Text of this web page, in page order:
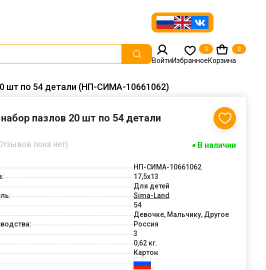
ВойтиИзбранное
0
Корзина
0
шт по 54 детали (НП-СИМА-10661062)
пазлов 20 шт по 54 детали
пока нет) В наличии
НП-СИМА-10661062
17,5x13
Для детей
Sima-Land
54
Девочке, Мальчику, Другое
Россия
3
0,62 кг.
Картон